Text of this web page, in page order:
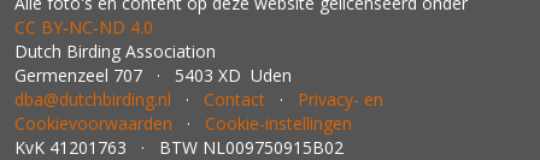
CC BY‑NC‑ND 4.0
Dutch Birding Association
Germenzeel 707 · 5403 XD Uden
dba@dutchbirding.nl · Contact · Privacy- en
Cookievoorwaarden · Cookie-instellingen
KvK 41201763 · BTW NL009750915B02